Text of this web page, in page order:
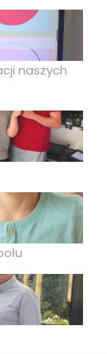
naszych